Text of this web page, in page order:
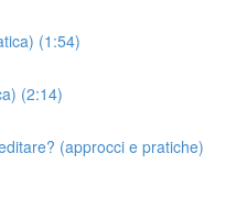
(1:54)
(2:14)
(approcci e pratiche)